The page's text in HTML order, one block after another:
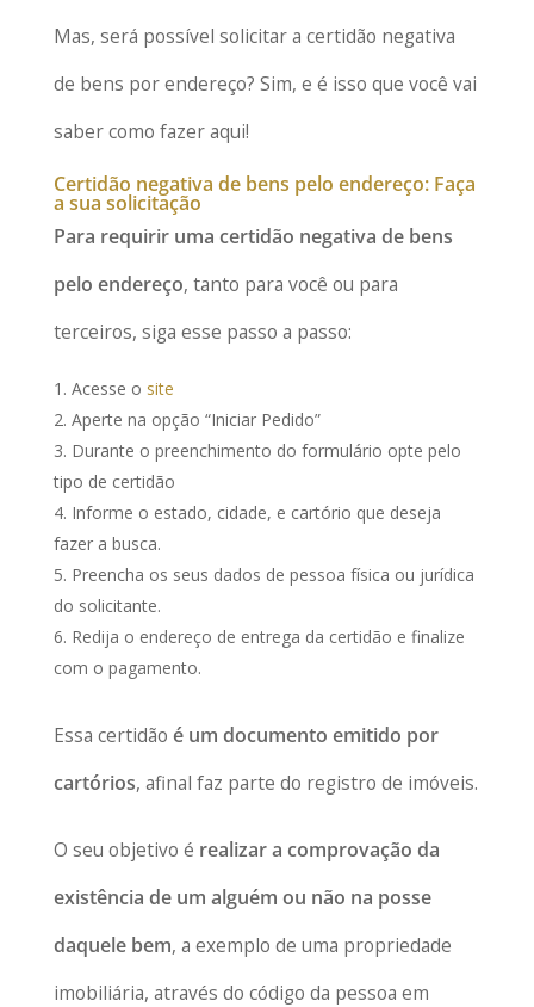
Mas, será possível solicitar a certidão negativa
de bens por endereço? Sim, e é isso que você vai
saber como fazer aqui!
Certidão negativa de bens pelo endereço: Faça
a sua solicitação
Para requirir uma certidão negativa de bens
pelo endereço, tanto para você ou para
terceiros, siga esse passo a passo:
Acesse o site
Aperte na opção “Iniciar Pedido”
Durante o preenchimento do formulário opte pelo
tipo de certidão
Informe o estado, cidade, e cartório que deseja
fazer a busca.
Preencha os seus dados de pessoa física ou jurídica
do solicitante.
Redija o endereço de entrega da certidão e finalize
com o pagamento.
Essa certidão é um documento emitido por
cartórios, afinal faz parte do registro de imóveis.
O seu objetivo é realizar a comprovação da
existência de um alguém ou não na posse
daquele bem, a exemplo de uma propriedade
imobiliária, através do código da pessoa em